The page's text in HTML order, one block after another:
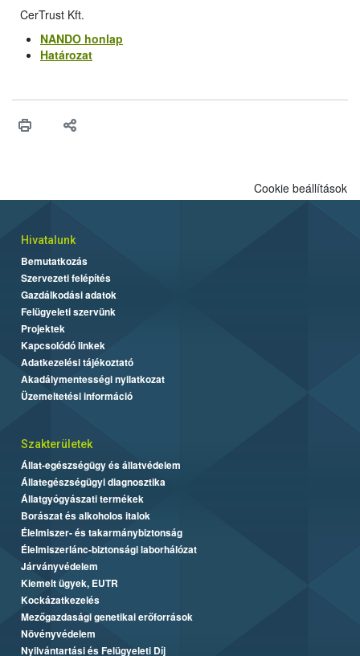
CerTrust Kft.
NANDO honlap
Határozat
Cookie beállítások
Hivatalunk
Bemutatkozás
Szervezeti felépítés
Gazdálkodási adatok
Felügyeleti szervünk
Projektek
Kapcsolódó linkek
Adatkezelési tájékoztató
Akadálymentességi nyilatkozat
Üzemeltetési információ
Szakterületek
Állat-egészségügy és állatvédelem
Állategészségügyi diagnosztika
Állatgyógyászati termékek
Borászat és alkoholos italok
Élelmiszer- és takarmánybiztonság
Élelmiszerlánc-biztonsági laborhálózat
Járványvédelem
Kiemelt ügyek, EUTR
Kockázatkezelés
Mezőgazdasági genetikai erőforrások
Növényvédelem
Nyilvántartási és Felügyeleti Díj